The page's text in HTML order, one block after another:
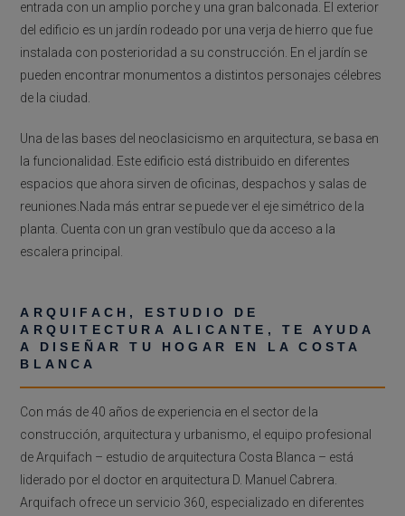
entrada con un amplio porche y una gran balconada. El exterior
del edificio es un jardín rodeado por una verja de hierro que fue
instalada con posterioridad a su construcción. En el jardín se
pueden encontrar monumentos a distintos personajes célebres
de la ciudad.
Una de las bases del neoclasicismo en arquitectura, se basa en
la funcionalidad. Este edificio está distribuido en diferentes
espacios que ahora sirven de oficinas, despachos y salas de
reuniones.Nada más entrar se puede ver el eje simétrico de la
planta. Cuenta con un gran vestíbulo que da acceso a la
escalera principal.
ARQUIFACH, ESTUDIO DE
ARQUITECTURA ALICANTE, TE AYUDA
A DISEÑAR TU HOGAR EN LA COSTA
BLANCA
Con más de 40 años de experiencia en el sector de la
construcción, arquitectura y urbanismo, el equipo profesional
de Arquifach – estudio de arquitectura Costa Blanca – está
liderado por el doctor en arquitectura D. Manuel Cabrera.
Arquifach ofrece un servicio 360, especializado en diferentes